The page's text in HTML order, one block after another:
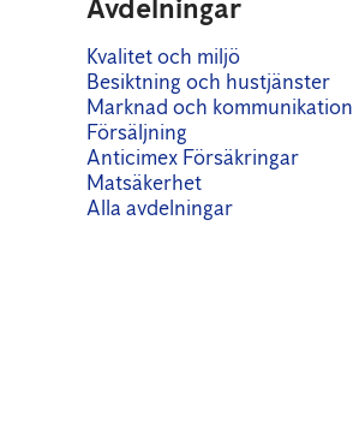
Avdelningar
Kvalitet och miljö
Besiktning och hustjänster
Marknad och kommunikation
Försäljning
Anticimex Försäkringar
Matsäkerhet
Alla avdelningar